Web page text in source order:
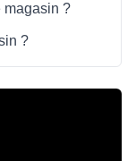
magasin ?
?